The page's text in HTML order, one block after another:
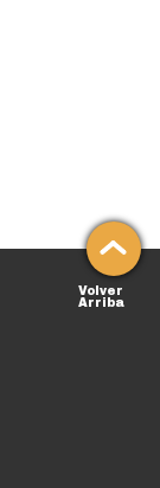
Volver
Arriba